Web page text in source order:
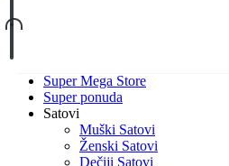
Super Mega Store
Super ponuda
Satovi
Muški Satovi
Ženski Satovi
Dečiji Satovi